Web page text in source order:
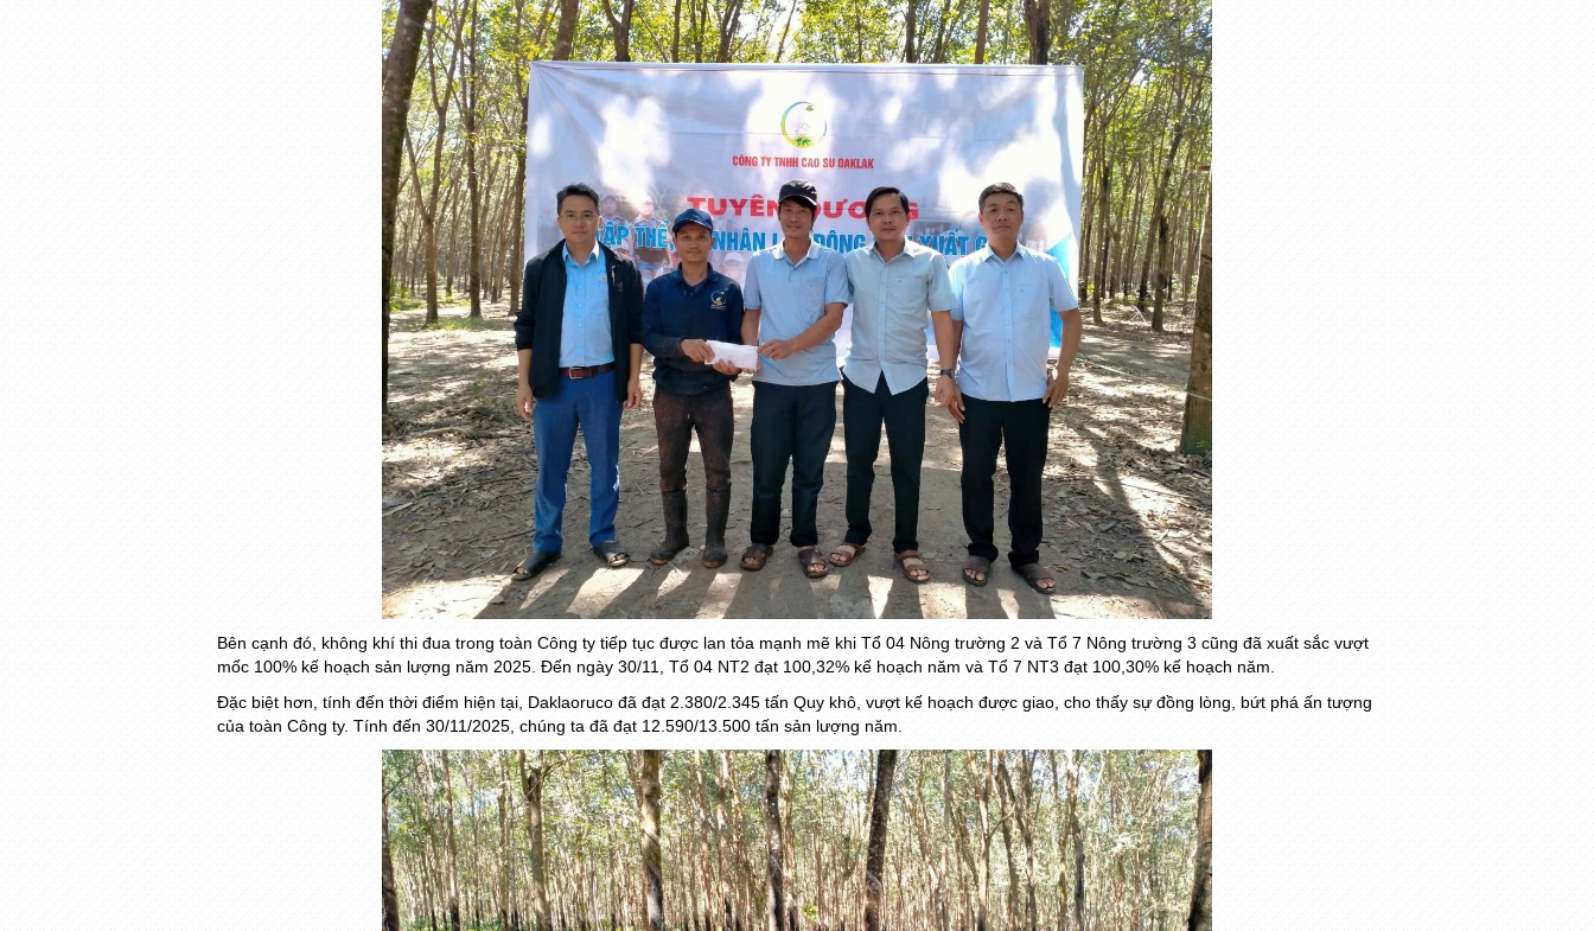
Bên cạnh đó, không khí thi đua trong toàn Công ty tiếp tục được lan tỏa mạnh mẽ khi Tổ 04 Nông trường 2 và Tổ 7 Nông trường 3 cũng đã xuất sắc vượt
mốc 100% kế hoạch sản lượng năm 2025. Đến ngày 30/11, Tổ 04 NT2 đạt 100,32% kế hoạch năm và Tổ 7 NT3 đạt 100,30% kế hoạch năm.
Đặc biệt hơn, tính đến thời điểm hiện tại, Daklaoruco đã đạt 2.380/2.345 tấn Quy khô, vượt kế hoạch được giao, cho thấy sự đồng lòng, bứt phá ấn tượng
của toàn Công ty. Tính đến 30/11/2025, chúng ta đã đạt 12.590/13.500 tấn sản lượng năm.